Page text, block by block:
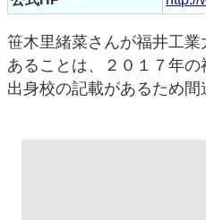
笹木里緒菜さんが福井工
あることは、２０１７年
出身校の記載があるため間